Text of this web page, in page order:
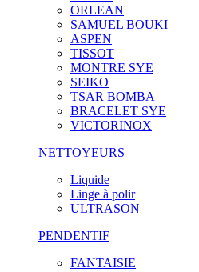
ORLEAN
SAMUEL BOUKI
ASPEN
TISSOT
MONTRE SYE
SEIKO
TSAR BOMBA
BRACELET SYE
VICTORINOX
NETTOYEURS
Liquide
Linge à polir
ULTRASON
PENDENTIF
FANTAISIE